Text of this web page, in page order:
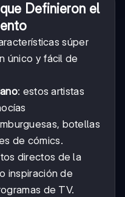
Definieron el
súper
único y fácil de
: estos artistas
botellas
de cómics.
directos de la
inspiración de
de TV.